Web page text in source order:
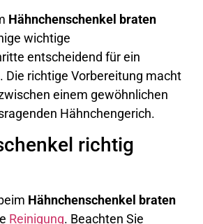
Hähnchenschenkel braten
wichtige
entscheidend für ein
Die richtige Vorbereitung macht
einem gewöhnlichen
Hähnchengerich.
richtig
Hähnchenschenkel braten
Reinigung. Beachten Sie